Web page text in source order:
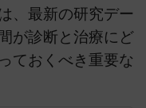
、最新の研究デー
が診断と治療にど
ておくべき重要な